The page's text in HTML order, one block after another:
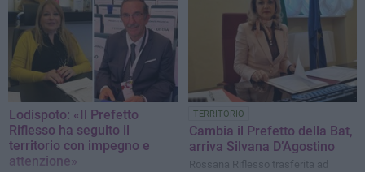
Lodispoto: «Il Prefetto
Riflesso ha seguito il
territorio con impegno e
attenzione»
TERRITORIO
Cambia il Prefetto della Bat,
arriva Silvana D’Agostino
Rossana Riflesso trasferita ad